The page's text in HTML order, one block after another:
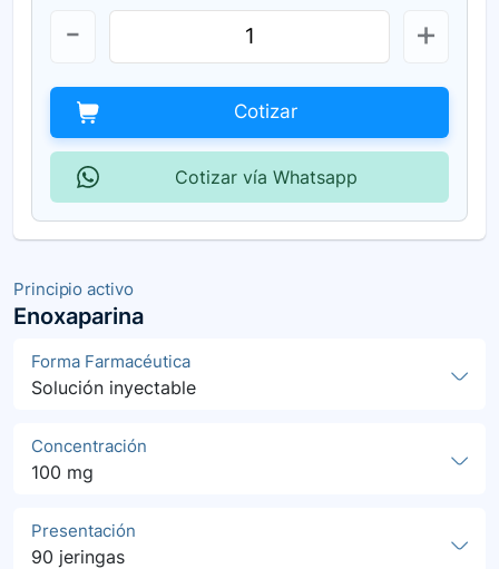
Principio activo
Enoxaparina
Forma Farmacéutica
Solución inyectable
Concentración
100 mg
Presentación
90 jeringas
Cotizar
Cotizar vía Whatsapp